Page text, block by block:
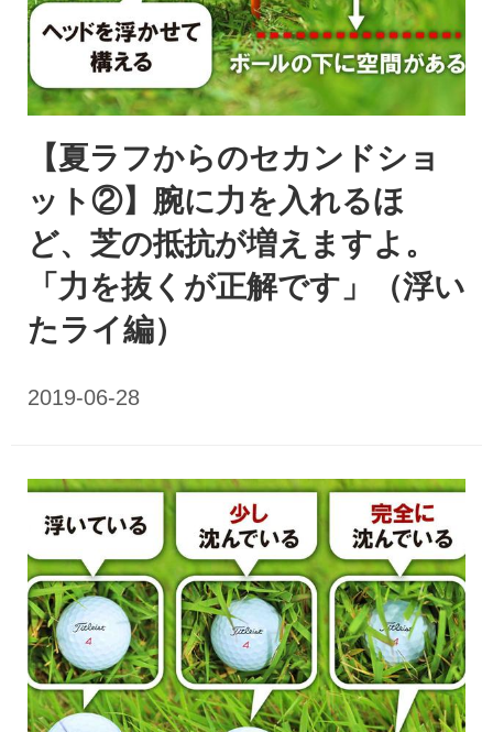
【夏ラフからのセカンドショ
ット②】腕に力を入れるほ
ど、芝の抵抗が増えますよ。
「力を抜くが正解です」（浮い
たライ編）